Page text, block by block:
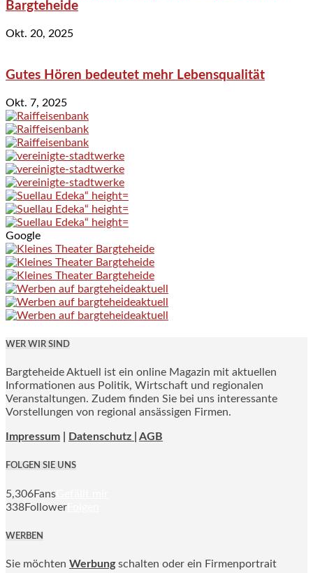
Bargteheide
Okt. 20, 2025
Gutes Hören bedeutet mehr Lebensqualität
Okt. 7, 2025
Google
WER WIR SIND
Bargteheide Aktuell ist ein online Magazin mit aktuellen
Informationen aus Politik, Wirtschaft und regionalen
Veranstaltungen. Zudem finden Sie bei uns interessante
Vorstellungen von regional ansässigen Firmen.
Impressum Datenschutz | AGB
FOLGEN SIE UNS
5,306Fans
338Follower
WERBEN
Sie möchten Werbung schalten oder ein Firmenportrait